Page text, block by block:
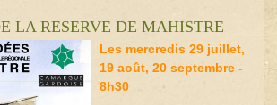
LA RESERVE DE MAHISTRE
Les mercredis 29 juillet,
19 août, 20 septembre -
8h30